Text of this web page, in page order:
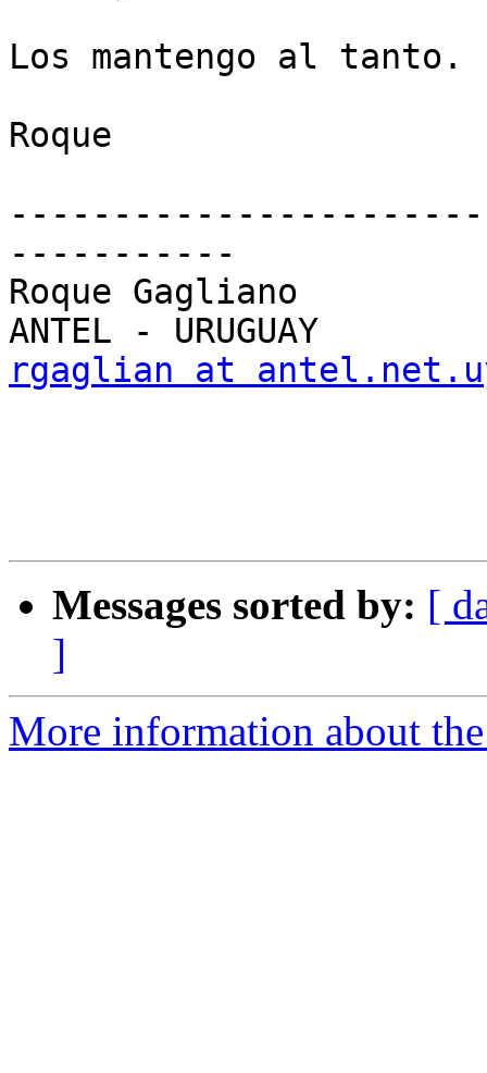
Los mantengo al tanto.
Roque
-----------
Roque Gagliano
rgaglian at
Messages sorted by: [
]
More information about